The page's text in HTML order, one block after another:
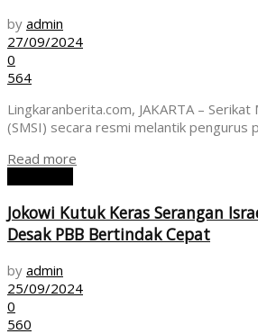
by admin
27/09/2024
0
564
Lingkaranberita.com, JAKARTA –
(SMSI) secara resmi melantik pengurus
Read more
Jokowi Kutuk Keras Serangan
Desak PBB Bertindak Cepat
by admin
25/09/2024
0
560